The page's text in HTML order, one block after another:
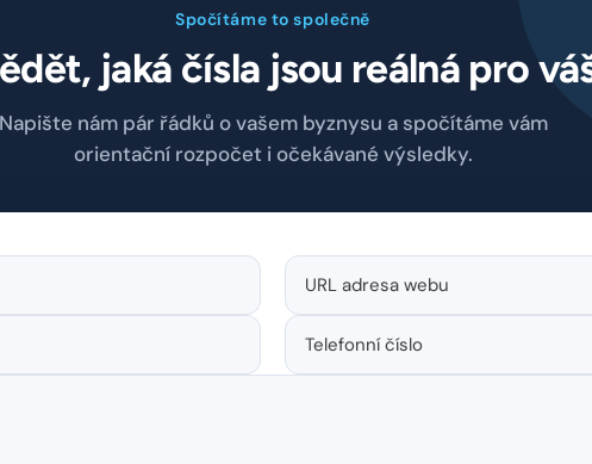
Spočítáme to společně
jaká čísla jsou reálná pro
Napište nám pár řádků o vašem byznysu a spočítáme vám
orientační rozpočet i očekávané výsledky.